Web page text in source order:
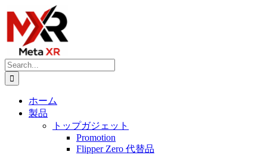
Skip
content
Search
for:
ホーム
製品
トップガジェット
Promotion
Flipper Zero 代替品